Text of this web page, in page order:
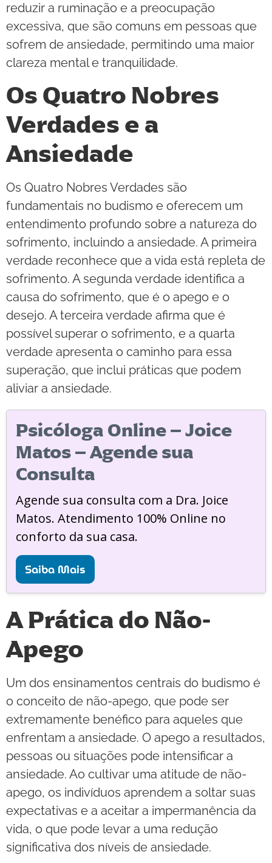
reduzir a ruminação e a preocupação
excessiva, que são comuns em pessoas que
sofrem de ansiedade, permitindo uma maior
clareza mental e tranquilidade.
Os Quatro Nobres
Verdades e a
Ansiedade
Os Quatro Nobres Verdades são
fundamentais no budismo e oferecem um
entendimento profundo sobre a natureza do
sofrimento, incluindo a ansiedade. A primeira
verdade reconhece que a vida está repleta de
sofrimento. A segunda verdade identifica a
causa do sofrimento, que é o apego e o
desejo. A terceira verdade afirma que é
possível superar o sofrimento, e a quarta
verdade apresenta o caminho para essa
superação, que inclui práticas que podem
aliviar a ansiedade.
Psicóloga Online – Joice
Matos – Agende sua
Consulta
Agende sua consulta com a Dra. Joice
Matos. Atendimento 100% Online no
conforto da sua casa.
Saiba Mais
A Prática do Não-
Apego
Um dos ensinamentos centrais do budismo é
o conceito de não-apego, que pode ser
extremamente benéfico para aqueles que
enfrentam a ansiedade. O apego a resultados,
pessoas ou situações pode intensificar a
ansiedade. Ao cultivar uma atitude de não-
apego, os indivíduos aprendem a soltar suas
expectativas e a aceitar a impermanência da
vida, o que pode levar a uma redução
significativa dos níveis de ansiedade.